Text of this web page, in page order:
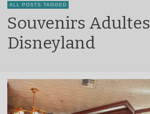
ALL POSTS TAGGED
Souvenirs Adultes
Disneyland